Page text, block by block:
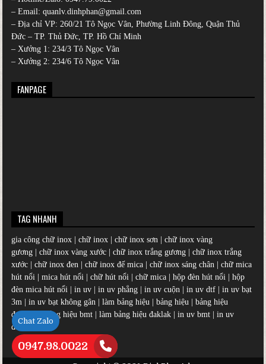
Chat Zalo
0947.98.0022
– Email: quanlv.dinhphan@gmail.com
– Địa chỉ VP: 260/21 Tô Ngọc Vân, Phường Linh Đông, Quận Thủ
Đức – TP. Thủ Đức, TP. Hồ Chí Minh
– Xưởng 1: 234/3 Tô Ngọc Vân
– Xưởng 2: 234/6 Tô Ngọc Vân
FANPAGE
TAG NHANH
gia công chữ inox |chữ inox |chữ inox sơn |chữ inox vàng
gương |chữ inox vàng xước |chữ inox trắng gương |chữ inox trắng
xước |chữ inox đen |chữ inox đế mica |chữ inox sáng chân |chữ mica
hút nổi |mica hút nổi |chữ hút nổi |chữ mica |hộp đèn hút nổi |hộp
đèn mica hút nổi |in uv |in uv phẳng |in uv cuộn |in uv dtf |in uv bạt
3m |in uv bạt không gân |làm bảng hiệu |bảng hiệu |bảng hiệu
đẹp
làm bảng hiệu bmt |làm bảng hiệu đaklak |in uv bmt |in uv
đaklak